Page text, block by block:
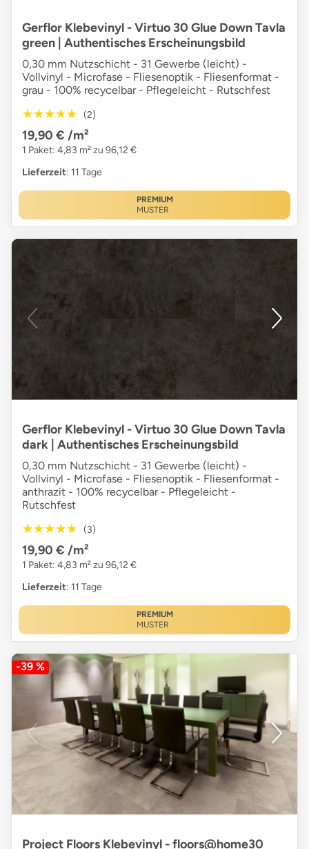
Gerflor Klebevinyl - Virtuo 30 Glue Down Tavla
green | Authentisches Erscheinungsbild
0,30 mm Nutzschicht - 31 Gewerbe (leicht) -
Vollvinyl - Microfase - Fliesenoptik - Fliesenformat -
grau - 100% recycelbar - Pflegeleicht - Rutschfest
★★★★★
★★★★★ (2)
19,90 € /m²
1 Paket: 4,83 m² zu 96,12 €
Lieferzeit: 11 Tage
PREMIUM
MUSTER
Gerflor Klebevinyl - Virtuo 30 Glue Down Tavla
dark | Authentisches Erscheinungsbild
0,30 mm Nutzschicht - 31 Gewerbe (leicht) -
Vollvinyl - Microfase - Fliesenoptik - Fliesenformat -
anthrazit - 100% recycelbar - Pflegeleicht -
Rutschfest
★★★★★
★★★★★ (3)
19,90 € /m²
1 Paket: 4,83 m² zu 96,12 €
Lieferzeit: 11 Tage
PREMIUM
MUSTER
-39 %
Project Floors Klebevinyl - floors@home30